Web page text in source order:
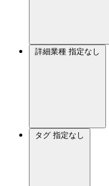
詳細業種 指定なし
タグ 指定なし